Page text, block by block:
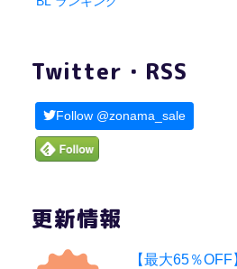
Twitter・RSS
Follow @zonama_sale
更新情報
【最大65％